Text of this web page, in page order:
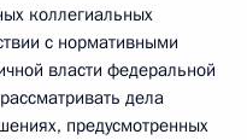
коллегиальных
с нормативными
власти федеральной
дела
предусмотренных